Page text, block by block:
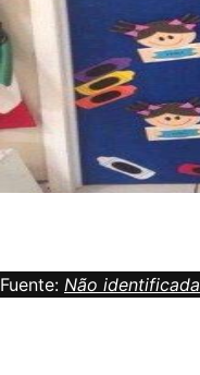
Fuente: Não identificada